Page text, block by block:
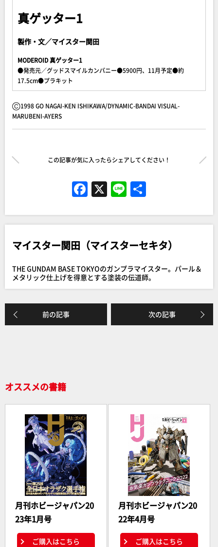
真ゲッター1
製作・文／マイスター関田
MODEROID 真ゲッター1
●発売元／グッドスマイルカンパニー●5900円、11月予定●約
17.5cm●プラキット
Ⓒ1998 GO NAGAI-KEN ISHIKAWA/DYNAMIC-BANDAI VISUAL-
MARUBENI-AYERS
この記事が気に入ったらシェアしてください！
F
a
c
e
b
o
o
k
X Li
n
e
マイスター関田（マイスターセキタ）
THE GUNDAM BASE TOKYOのガンプラマイスター。パール＆
メタリック仕上げを得意とする塗装の伝道師。
前の記事 次の記事
オススメの書籍
月刊ホビージャパン20
23年1月号
ご購入はこちら
月刊ホビージャパン20
22年4月号
ご購入はこちら